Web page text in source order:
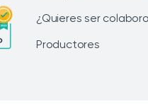
¿Quieres ser
Productores